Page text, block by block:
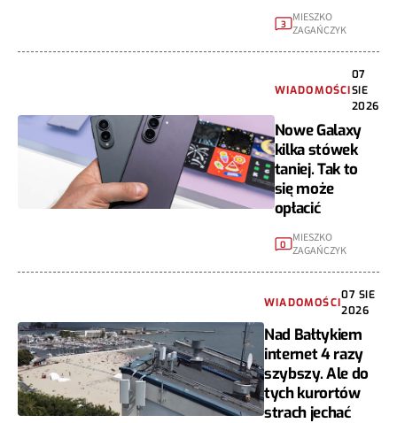
3 MIESZKO
ZAGAŃCZYK
WIADOMOŚCI
07
SIE
2026
Nowe Galaxy
kilka stówek
taniej. Tak to
się może
opłacić
0 MIESZKO
ZAGAŃCZYK
WIADOMOŚCI
07 SIE
2026
Nad Bałtykiem
internet 4 razy
szybszy. Ale do
tych kurortów
strach jechać